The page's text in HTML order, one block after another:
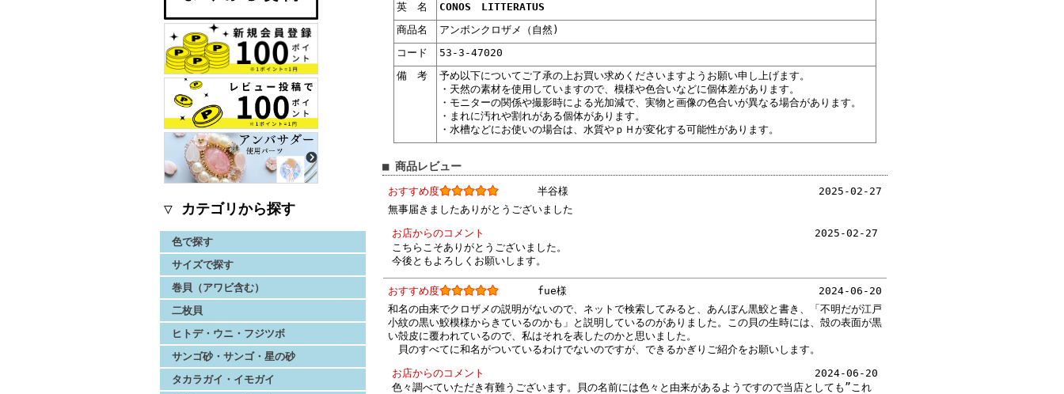
▽ カテゴリから探す
色で探す
サイズで探す
巻貝（アワビ含む）
二枚貝
ヒトデ・ウニ・フジツボ
サンゴ砂・サンゴ・星の砂
タカラガイ・イモガイ
英 名
CONOS LITTERATUS
商品名
アンボンクロザメ（自然)
コード
53-3-47020
備 考
予め以下についてご了承の上お買い求めくださいますようお願い申し上げます。
・天然の素材を使用していますので、模様や色合いなどに個体差があります。
・モニターの関係や撮影時による光加減で、実物と画像の色合いが異なる場合があります。
・まれに汚れや割れがある個体があります。
・水槽などにお使いの場合は、水質やｐＨが変化する可能性があります。
■ 商品レビュー
おすすめ度 半谷様
2025-02-27
無事届きましたありがとうございました
お店からのコメント
2025-02-27
こちらこそありがとうございました。
今後ともよろしくお願いします。
おすすめ度 fue様
2024-06-20
和名の由来でクロザメの説明がないので、ネットで検索してみると、あんぼん黒鮫と書き、「不明だが江戸
小紋の黒い鮫模様からきているのかも」と説明しているのがありました。この貝の生時には、殻の表面が黒
い殻皮に覆われているので、私はそれを表したのかと思いました。
貝のすべてに和名がついているわけでないのですが、できるかぎりご紹介をお願いします。
お店からのコメント
2024-06-20
色々調べていただき有難うございます。貝の名前には色々と由来があるようですので当店としても”これ